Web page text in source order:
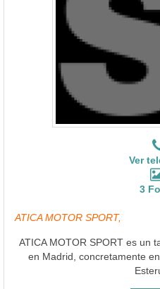
Ver
3
ATICA MOTOR SPORT,
ATICA MOTOR SPORT es un
en Madrid, concretamente